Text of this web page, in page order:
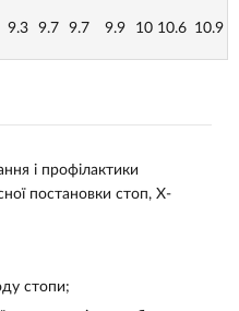
9.3 9.7 9.7 9.9 10 10.6 10.9
і профілактики
постановки стоп, Х-
стопи;